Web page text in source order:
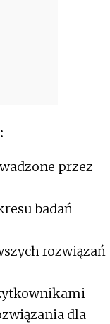
przez
badań
rozwiązań
dla